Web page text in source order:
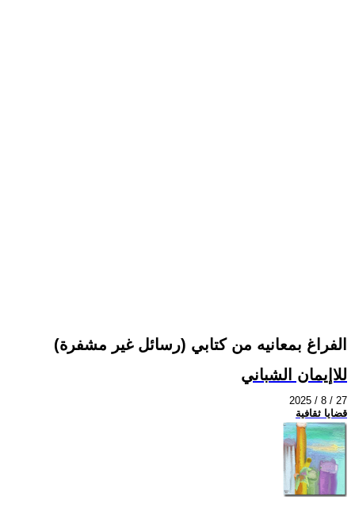
الفراغ بمعانيه من كتابي (رسائل غير مشفرة)
للاإيمان الشباني
2025 / 8 / 27
قضايا ثقافية